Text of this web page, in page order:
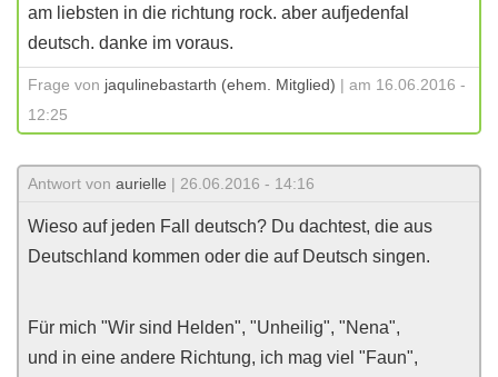
am liebsten in die richtung rock. aber aufjedenfal
deutsch. danke im voraus.
Frage von jaqulinebastarth (ehem. Mitglied) | am 16.06.2016 -
12:25
Antwort von aurielle | 26.06.2016 - 14:16
Wieso auf jeden Fall deutsch? Du dachtest, die aus
Deutschland kommen oder die auf Deutsch singen.
Für mich "Wir sind Helden", "Unheilig", "Nena",
und in eine andere Richtung, ich mag viel "Faun",